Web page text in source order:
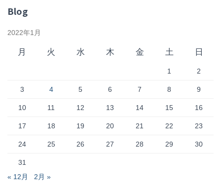
Blog
2022年1月
月 火 水 木 金 土 日
1 2
3 4 5 6 7 8 9
10 11 12 13 14 15 16
17 18 19 20 21 22 23
24 25 26 27 28 29 30
31
« 12月
2月 »